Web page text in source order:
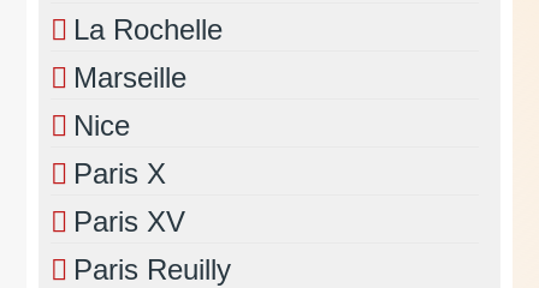
La Rochelle
Marseille
Nice
Paris X
Paris XV
Paris Reuilly